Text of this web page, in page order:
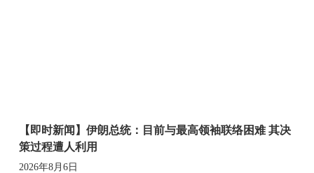
【即时新闻】伊朗总统：目前与最高领袖联络困难 其决
策过程遭人利用
2026年8月6日